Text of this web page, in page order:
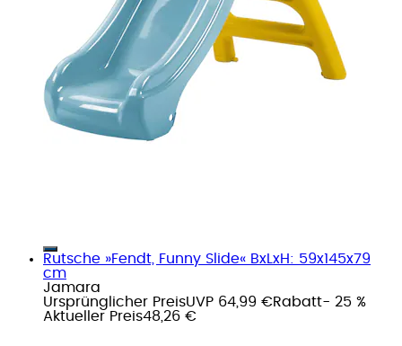
Rutsche »Fendt, Funny Slide« BxLxH: 59x145x79
cm
Jamara
Ursprünglicher PreisUVP 64,99 €Rabatt- 25 %
Aktueller Preis48,26 €